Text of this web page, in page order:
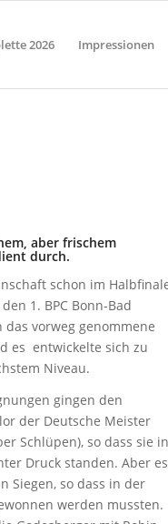
2026 Impressionen
aber frischem
durch.
schon im
1. BPC Bonn-Bad
das vorweg genommene
es entwickelte sich zu
Niveau.
gingen den
der Deutsche Meister
Schlüpen), so dass sie in
Druck standen. Aber es
Siegen, so dass in der
werden mussten.